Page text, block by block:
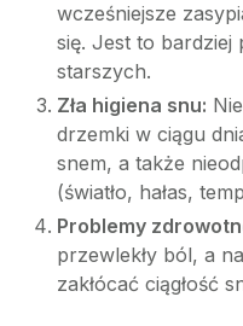
wcześniejsze
się. Jest to bardziej
starszych.
Zła higiena snu:
drzemki w ciągu
snem, a także
(światło, hałas,
Problemy
przewlekły ból, a
zakłócać ciągłość